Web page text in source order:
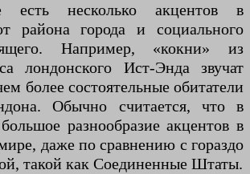
есть несколько акцентов в
района города и социального
Например, «кокни» из
лондонского Ист-Энда звучат
более состоятельные обитатели
Обычно считается, что в
разнообразие акцентов в
даже по сравнению с гораздо
такой как Соединенные Штаты.